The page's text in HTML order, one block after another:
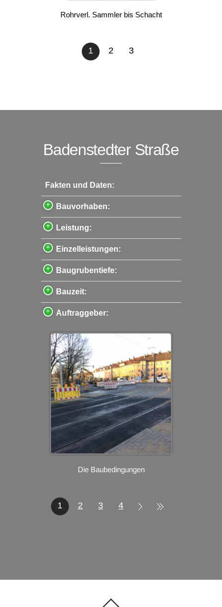
Rohrverl. Sammler bis Schacht
1 2 3
Badenstedter Straße
Fakten und Daten:
Bauvorhaben:
Leistung:
Einzelleistungen:
Baugrubentiefe:
Bauzeit:
Auftraggeber:
Die Baubedingungen
1 2 3 4